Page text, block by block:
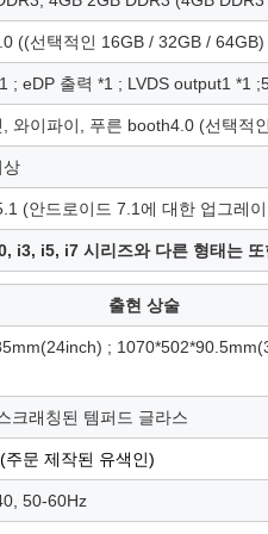
((선택적인 16GB / 32GB / 64GB)
; eDP 출력 *1 ; LVDS output1 *1
와이파이, 푸른 booth4.0 (선택적
상
(안드로이드 7.1에 대한 업그레
i3, i5, i7 시리즈와 다른 형태는
출현 상술
;
크래칭된 템퍼드 글라스
(주문 제작된 유색인)
50-60Hz